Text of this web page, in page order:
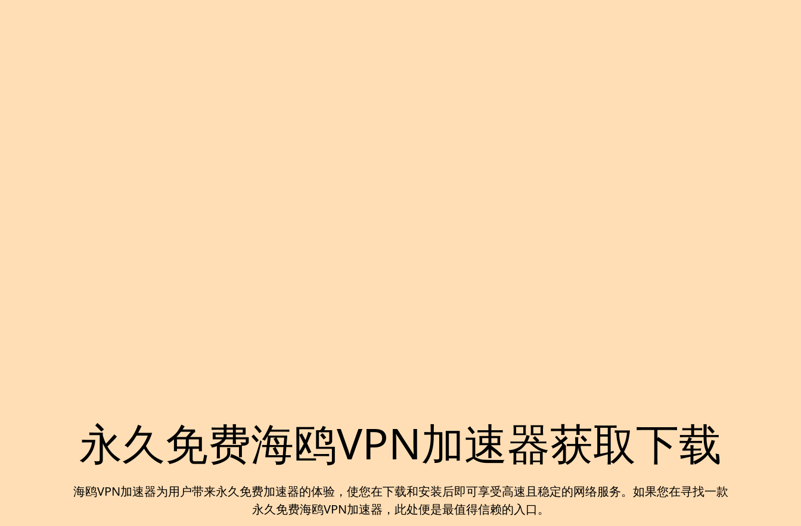
永久免费海鸥VPN加速器获取下载
海鸥VPN加速器为用户带来永久免费加速器的体验，使您在下载和安装后即可享受高速且稳定的网络服务。如果您在寻找一款
永久免费海鸥VPN加速器 ，此处便是最值得信赖的入口。